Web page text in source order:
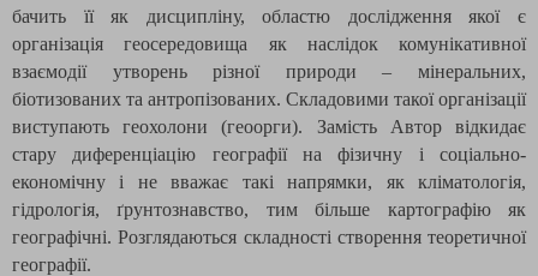
бачить її як дисципліну, областю дослідження якої є
організація геосередовища як наслідок комунікативної
взаємодії утворень різної природи – мінеральних,
біотизованих та антропізованих. Складовими такої організації
виступають геохолони (геоорги). Замість Автор відкидає
стару диференціацію географії на фізичну і соціально-
економічну і не вважає такі напрямки, як кліматологія,
гідрологія, ґрунтознавство, тим більше картографію як
географічні. Розглядаються складності створення теоретичної
географії.